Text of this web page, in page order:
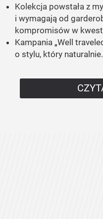
Kolekcja powstała z
i wymagają od
kompromisów w
Kampania „Well
o stylu, który